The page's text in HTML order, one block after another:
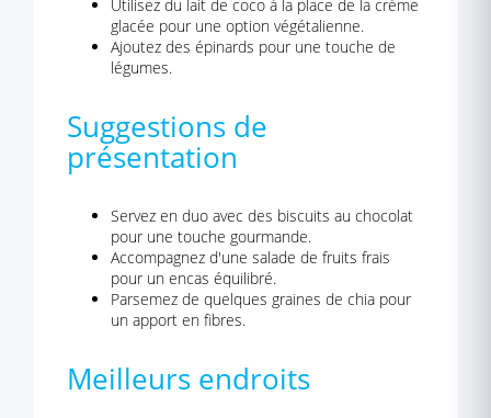
Utilisez du lait de coco à la place de la crème
glacée pour une option végétalienne.
Ajoutez des épinards pour une touche de
légumes.
Suggestions de
présentation
Servez en duo avec des biscuits au chocolat
pour une touche gourmande.
Accompagnez d'une salade de fruits frais
pour un encas équilibré.
Parsemez de quelques graines de chia pour
un apport en fibres.
Meilleurs endroits